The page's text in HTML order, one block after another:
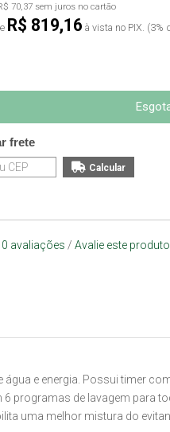
70,37 sem juros no cartão
R$ 819,16 à vista no PIX. (3%
frete
0 avaliações / Avalie este produto
água e energia. Possui timer
de lavagem para
uma melhor mistura do